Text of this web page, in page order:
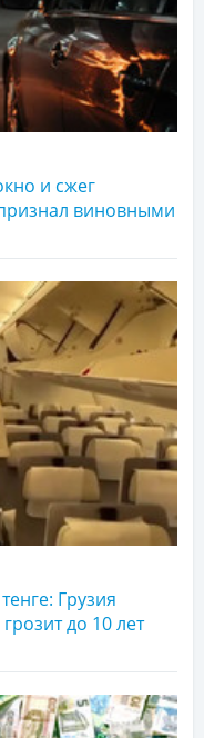
и сжег
виновными
Грузия
до 10 лет